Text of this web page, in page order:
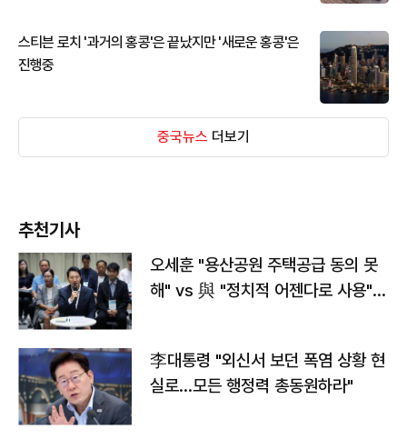
스티븐 로치 '과거의 홍콩'은 끝났지만 '새로운 홍콩'은
진행중
중국뉴스 더보기
추천기사
오세훈 "용산공원 주택공급 동의 못
해" vs 與 "정치적 어젠다로 사용"
李대통령 "외신서 보던 폭염 상황 현
실로…모든 행정력 총동원하라"